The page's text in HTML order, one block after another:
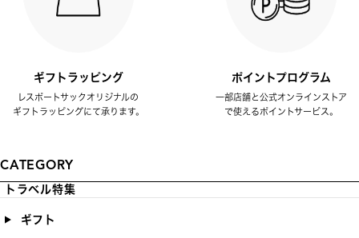
ギフトラッピング
レスポートサックオリジナルの
ギフトラッピングにて承ります。
ポイントプログラム
一部店舗と公式オンラインストア
で使えるポイントサービス。
CATEGORY
トラベル特集
ギフト